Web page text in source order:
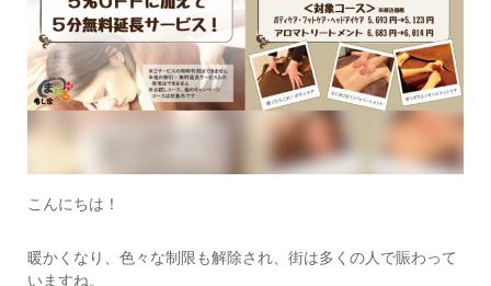
こんにちは！
暖かくなり、色々な制限も解除され、街は多くの人で賑わって
いますね。